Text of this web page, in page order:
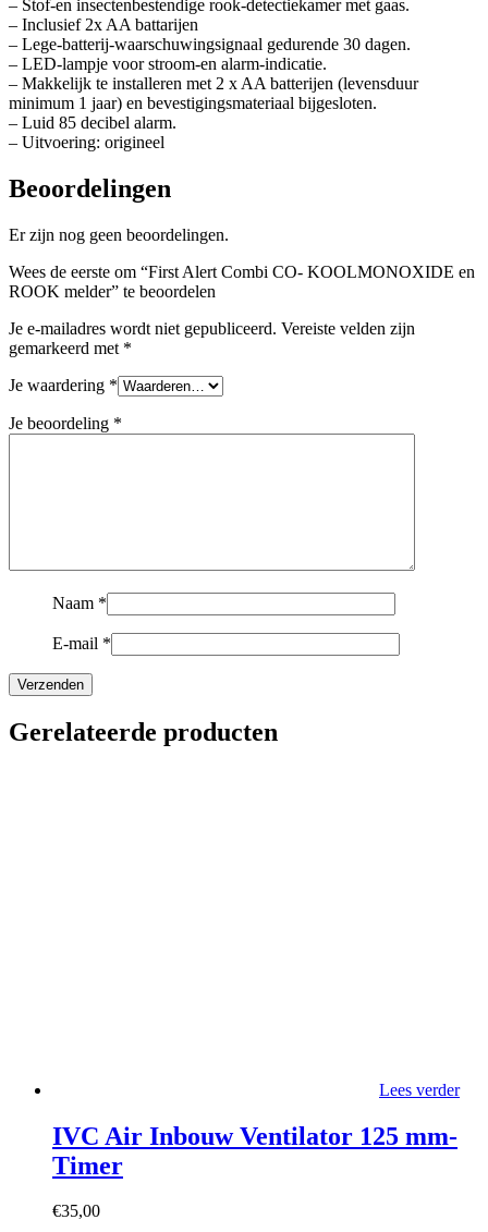
– Stof-en insectenbestendige rook-detectiekamer met gaas.
– Inclusief 2x AA battarijen
– Lege-batterij-waarschuwingsignaal gedurende 30 dagen.
– LED-lampje voor stroom-en alarm-indicatie.
– Makkelijk te installeren met 2 x AA batterijen (levensduur
minimum 1 jaar) en bevestigingsmateriaal bijgesloten.
– Luid 85 decibel alarm.
– Uitvoering: origineel
Beoordelingen
Er zijn nog geen beoordelingen.
Wees de eerste om “First Alert Combi CO- KOOLMONOXIDE en
ROOK melder” te beoordelen
Je e-mailadres wordt niet gepubliceerd. Vereiste velden zijn
gemarkeerd met *
Je waardering *
Je beoordeling *
Naam *
E-mail *
Gerelateerde producten
Lees verder
IVC Air Inbouw Ventilator 125 mm-
Timer
€35,00